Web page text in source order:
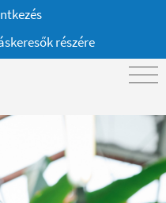
részére